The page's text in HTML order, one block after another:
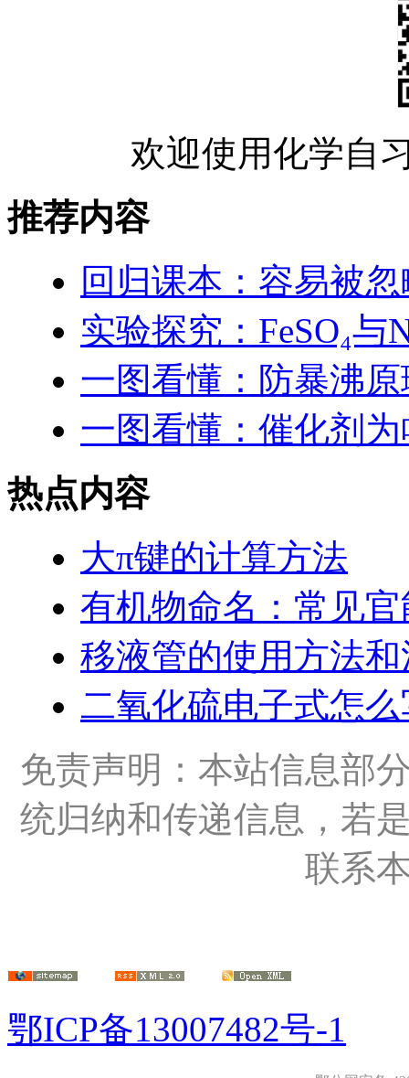
欢迎使用化学自
推荐内容
回归课本：容易被
实验探究：FeSO₄与
一图看懂：防暴沸原
一图看懂：催化剂
热点内容
大π键的计算方法
有机物命名：常见
移液管的使用方法
二氧化硫电子式怎
免责声明：本站信息部
统归纳和传递信息，若
联系
鄂ICP备13007482号-1